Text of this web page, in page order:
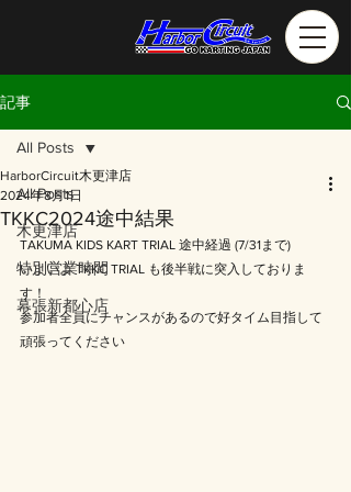
記事
All Posts
木更津店
特別営業時間
幕張新都心店
All Posts
TKKC2024途中結果
HarborCircuit木更津店
2024年8月1日
TAKUMA KIDS KART TRIAL 途中経過 (7/31まで)
いよいよ TKKC TRIAL も後半戦に突入しておりま
す！
参加者全員にチャンスがあるので好タイム目指して
頑張ってください